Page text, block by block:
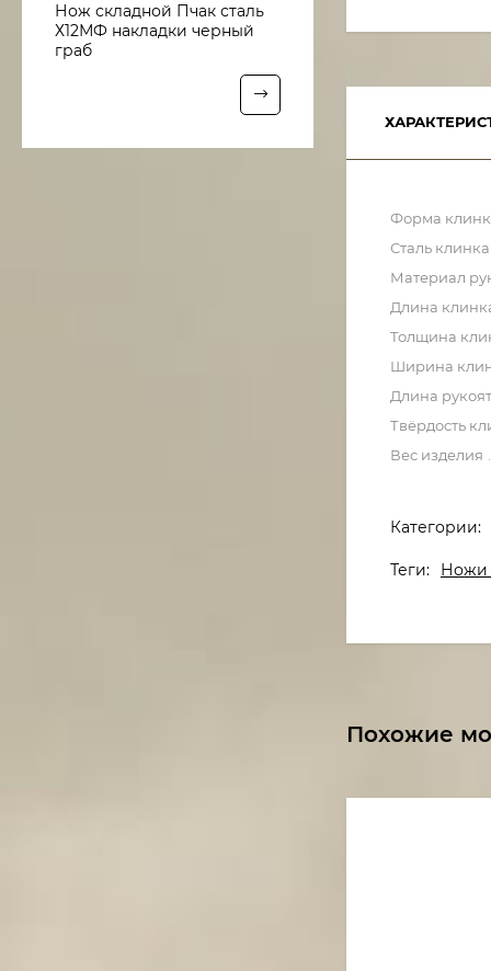
Форма
Сталь клинка
Материал
Длина
Толщина
Ширина
Длина
Твёрдость
Вес изделия
Категории:
Теги: Ножи
Похожие
Нож складной Пчак сталь
Х12МФ накладки черный
граб